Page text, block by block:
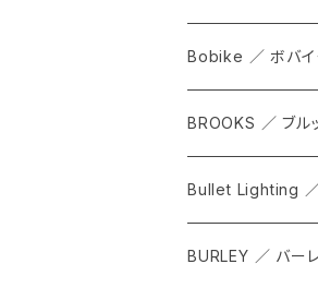
FORGE
WPT TOTE
CITADEL
WPRT
Bobike ／ ボバイ
BROOKS ／ ブル
ALL
サドル
Bullet Lighting ／
BURLEY ／ バー